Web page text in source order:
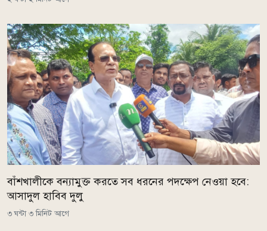
বাঁশখালীকে বন্যামুক্ত করতে সব ধরনের পদক্ষেপ নেওয়া হবে:
আসাদুল হাবিব দুলু
৩ ঘন্টা ৩ মিনিট আগে